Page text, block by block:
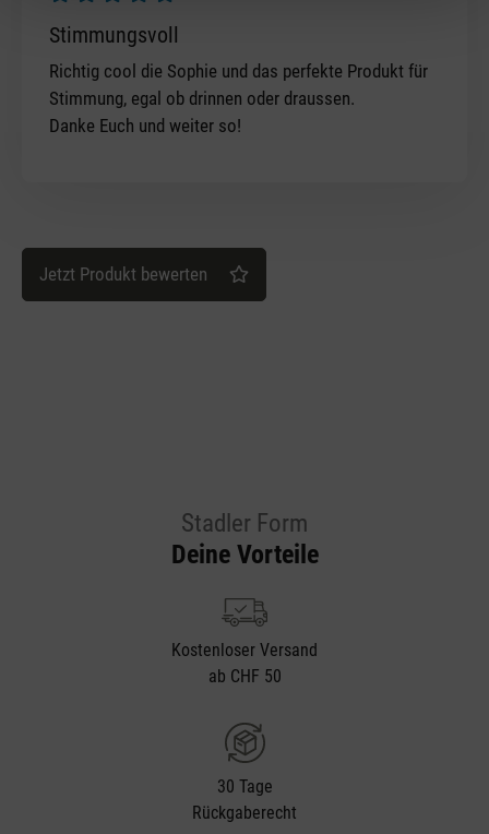
Bewertung mit 5 von 5 Sternen
Stimmungsvoll
Richtig cool die Sophie und das perfekte Produkt für
Stimmung, egal ob drinnen oder draussen.
Danke Euch und weiter so!
Jetzt Produkt bewerten
Stadler Form
Deine Vorteile
Kostenloser Versand
ab CHF 50
30 Tage
Rückgaberecht